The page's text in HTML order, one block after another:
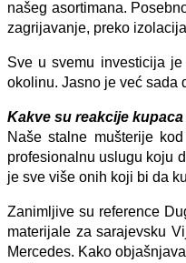
našeg asortimana.
zagrijavanje, preko
Sve u svemu investicija
okolinu. Jasno je već sada
Kakve su reakcije
Naše stalne mušterije
profesionalnu uslugu koju
je sve više onih koji bi da
Zanimljive su reference
materijale za sarajevsku
Mercedes. Kako